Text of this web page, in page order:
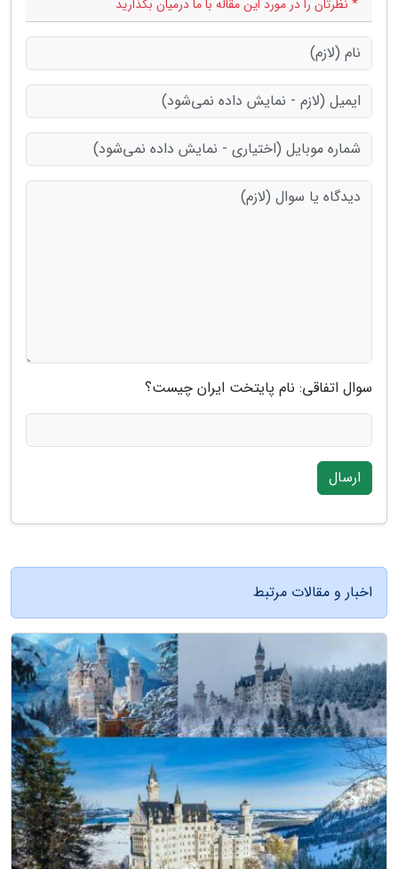
* نظرتان را در مورد این مقاله با ما درمیان بگذارید
سوال اتفاقی: نام پایتخت ایران چیست؟
ارسال
اخبار و مقالات مرتبط